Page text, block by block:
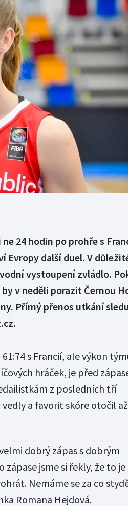
pětiboj
hry
volejbal
Triatlon
Veslování
Vodní
Volejbal
Ostatní
24 hodin po prohře s
Evropy další duel. V
vystoupení zvládlo.
v neděli porazit Černou
Přímý přenos utkání
s Francií, ale výkon
hráček, je před
z posledních tří
a favorit skóre otočil
dobrý zápas s dobrým
jsme si řekly, že to je
Nemáme se za co
Romana Hejdová.